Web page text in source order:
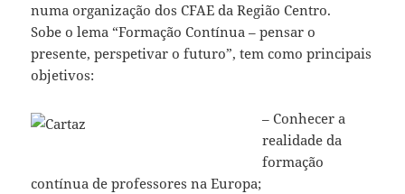
numa organização dos CFAE da Região Centro.
Sobe o lema “Formação Contínua – pensar o
presente, perspetivar o futuro”, tem como principais
objetivos:
– Conhecer a
realidade da
formação
contínua de professores na Europa;